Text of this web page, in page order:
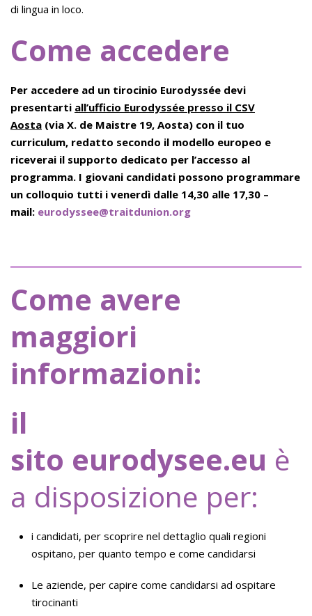
di lingua in loco.
Come accedere
Per accedere ad un tirocinio Eurodyssée devi
presentarti all’ufficio Eurodyssée presso il CSV
Aosta (via X. de Maistre 19, Aosta) con il tuo
curriculum, redatto secondo il modello europeo e
riceverai il supporto dedicato per l’accesso al
programma. I giovani candidati possono programmare
un colloquio tutti i venerdì dalle 14,30 alle 17,30 –
mail: eurodyssee@traitdunion.org
Come avere
maggiori
informazioni:
il
sito eurodysee.eu è
a disposizione per:
i candidati, per scoprire nel dettaglio quali regioni
ospitano, per quanto tempo e come candidarsi
Le aziende, per capire come candidarsi ad ospitare
tirocinanti